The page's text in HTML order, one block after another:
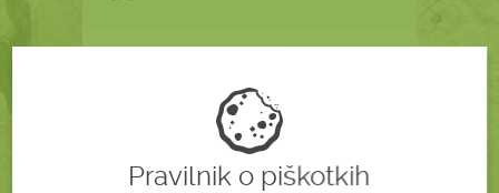
POTREBUJETE POMOČ?
Pravilnik o piškotkih